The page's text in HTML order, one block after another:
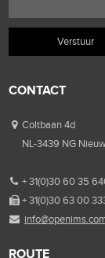
CONTACT
Coltbaan 4d
NL-3439 NG
+ 31(0)30 60 35
+ 31(0)30 63 00
ROUTE